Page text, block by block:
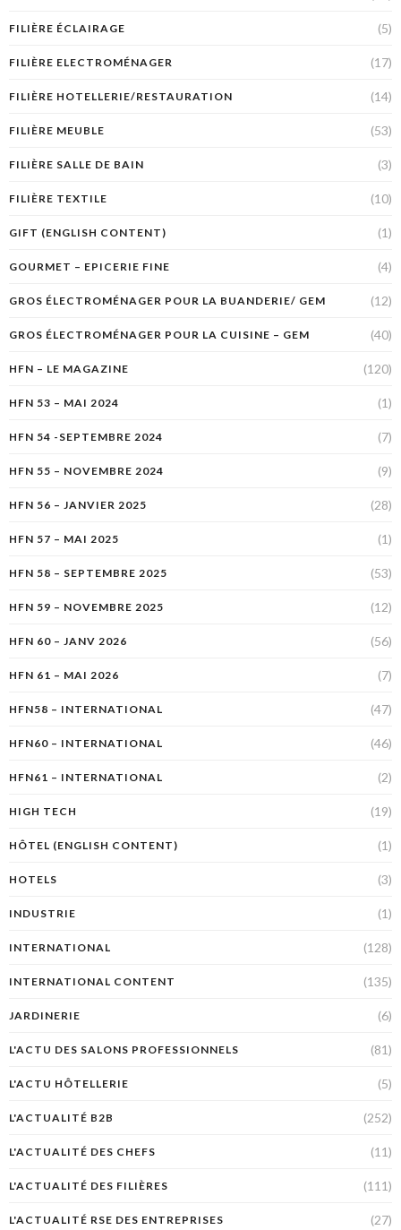
FILIÈRE ÉCLAIRAGE (5)
FILIÈRE ELECTROMÉNAGER (17)
FILIÈRE HOTELLERIE/RESTAURATION (14)
FILIÈRE MEUBLE (53)
FILIÈRE SALLE DE BAIN (3)
FILIÈRE TEXTILE (10)
GIFT (ENGLISH CONTENT) (1)
GOURMET – EPICERIE FINE (4)
GROS ÉLECTROMÉNAGER POUR LA BUANDERIE/ GEM (12)
GROS ÉLECTROMÉNAGER POUR LA CUISINE – GEM (40)
HFN – LE MAGAZINE (120)
HFN 53 – MAI 2024 (1)
HFN 54 -SEPTEMBRE 2024 (7)
HFN 55 – NOVEMBRE 2024 (9)
HFN 56 – JANVIER 2025 (28)
HFN 57 – MAI 2025 (1)
HFN 58 – SEPTEMBRE 2025 (53)
HFN 59 – NOVEMBRE 2025 (12)
HFN 60 – JANV 2026 (56)
HFN 61 – MAI 2026 (7)
HFN58 – INTERNATIONAL (47)
HFN60 – INTERNATIONAL (46)
HFN61 – INTERNATIONAL (2)
HIGH TECH (19)
HÔTEL (ENGLISH CONTENT) (1)
HOTELS (3)
INDUSTRIE (1)
INTERNATIONAL (128)
INTERNATIONAL CONTENT (135)
JARDINERIE (6)
L'ACTU DES SALONS PROFESSIONNELS (81)
L'ACTU HÔTELLERIE (5)
L'ACTUALITÉ B2B (252)
L'ACTUALITÉ DES CHEFS (11)
L'ACTUALITÉ DES FILIÈRES (111)
L'ACTUALITÉ RSE DES ENTREPRISES (27)